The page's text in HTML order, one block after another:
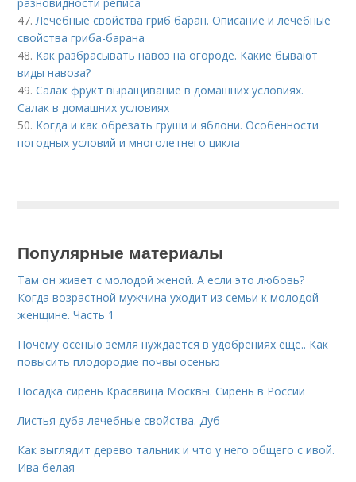
47.Лечебные свойства гриб баран. Описание и лечебные
свойства гриба-барана
48. Как разбрасывать навоз на огороде. Какие бывают
виды навоза?
49.Салак фрукт выращивание в домашних условиях.
Салак в домашних условиях
50. Когда и как обрезать груши и яблони. Особенности
погодных условий и многолетнего цикла
Популярные материалы
Там он живет с молодой женой. А если это любовь?
Когда возрастной мужчина уходит из семьи к молодой
женщине. Часть 1
Почему осенью земля нуждается в удобрениях ещё.. Как
повысить плодородие почвы осенью
Посадка сирень Красавица Москвы. Сирень в России
Листья дуба лечебные свойства. Дуб
Как выглядит дерево тальник и что у него общего с ивой.
Ива белая